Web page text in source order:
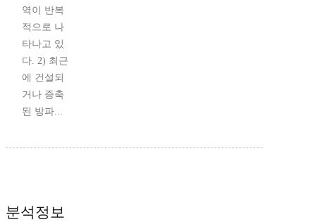
역이 반복
적으로 나
타나고 있
다. 2) 최근
에 건설되
거나 증축
된 방파...
분석정보